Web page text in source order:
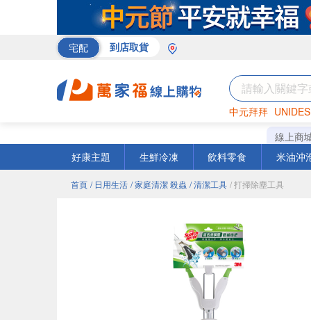
宅配 到店取貨
中元拜拜
罐頭 海苔
線上商
好康主題
生鮮冷凍 飲料零食 米油沖
首頁 / 日用生活 / 家庭清潔 殺蟲 / 清潔工具 / 打掃除塵工具